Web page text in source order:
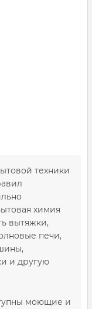
техники
химия
вытяжки,
печи,
и другую
моющие и